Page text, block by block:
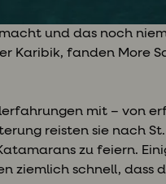
und das noch
Karibik, fanden More
mit – von
reisten sie nach
zu feiern.
ziemlich schnell, dass